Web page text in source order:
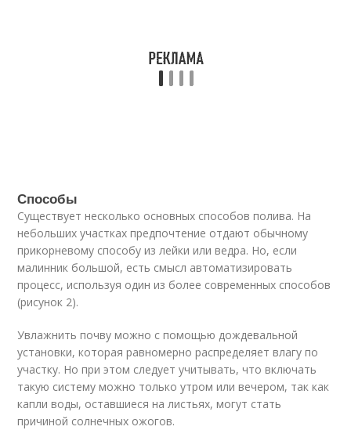
Способы
Существует несколько основных способов полива. На
небольших участках предпочтение отдают обычному
прикорневому способу из лейки или ведра. Но, если
малинник большой, есть смысл автоматизировать
процесс, используя один из более современных способов
(рисунок 2).
Увлажнить почву можно с помощью дождевальной
установки, которая равномерно распределяет влагу по
участку. Но при этом следует учитывать, что включать
такую систему можно только утром или вечером, так как
капли воды, оставшиеся на листьях, могут стать
причиной солнечных ожогов.